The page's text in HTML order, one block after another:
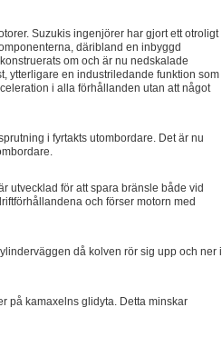
Suzukis ingenjörer har gjort ett otroligt
däribland en inbyggd
om och är nu nedskalade
ytterligare en industriledande funktion som
i alla förhållanden utan att något
i fyrtakts utombordare. Det är nu
utvecklad för att spara bränsle både vid
och förser motorn med
då kolven rör sig upp och ner i
på kamaxelns glidyta. Detta minskar